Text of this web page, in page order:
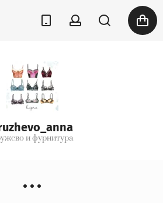
и фурнитура